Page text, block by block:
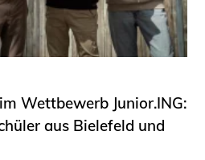
Wettbewerb Junior.ING:
aus Bielefeld und